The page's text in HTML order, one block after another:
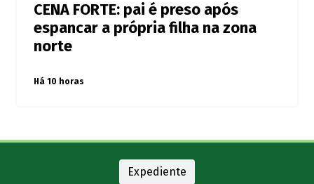
CENA FORTE: pai é preso após
espancar a própria filha na zona
norte
Há 10 horas
Expediente